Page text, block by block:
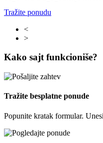
Tražite ponudu
<
>
Kako sajt funkcioniše?
Tražite besplatne ponude
Popunite kratak formular.